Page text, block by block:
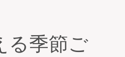
る季節ご